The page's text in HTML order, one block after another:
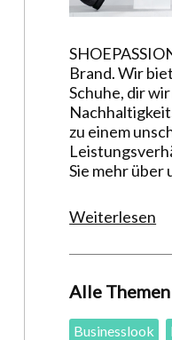
Brand. Wir
Schuhe, dir
zu einem
Sie mehr über
Weiterlesen
Alle Themen
Businesslook